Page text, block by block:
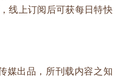
线上订阅后可获每日特快
出品，所刊载内容之知